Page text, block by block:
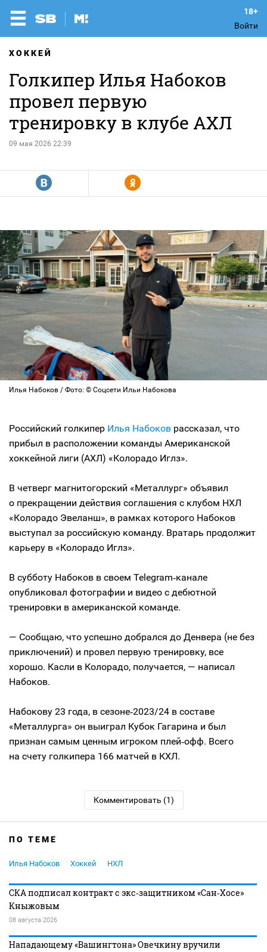
Войти
ХОККЕЙ
Голкипер Илья Набоков
провел первую
тренировку в клубе АХЛ
09 мая 2026 22:39
R Y
Илья Набоков / Фото: © Соцсети Ильи Набокова
Российский голкипер Илья Набоков рассказал, что
прибыл в расположении команды Американской
хоккейной лиги (АХЛ) «Колорадо Иглз».
В четверг магнитогорский «Металлург» объявил
о прекращении действия соглашения с клубом НХЛ
«Колорадо Эвеланш», в рамках которого Набоков
выступал за российскую команду. Вратарь продолжит
карьеру в «Колорадо Иглз».
В субботу Набоков в своем Telegram‑канале
опубликовал фотографии и видео с дебютной
тренировки в американской команде.
— Сообщаю, что успешно добрался до Денвера (не без
приключений) и провел первую тренировку, все
хорошо. Касли в Колорадо, получается, — написал
Набоков.
Набокову 23 года, в сезоне‑2023/24 в составе
«Металлурга» он выиграл Кубок Гагарина и был
признан самым ценным игроком плей‑офф. Всего
на счету голкипера 166 матчей в КХЛ.
Комментировать (1)
ПО ТЕМЕ
Илья Набоков Хоккей НХЛ
СКА подписал контракт с экс‑защитником «Сан‑Хосе»
Кныжовым
08 августа 2026
Нападающему «Вашингтона» Овечкину вручили